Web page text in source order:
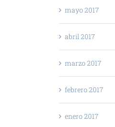
mayo 2017
abril 2017
marzo 2017
febrero 2017
enero 2017